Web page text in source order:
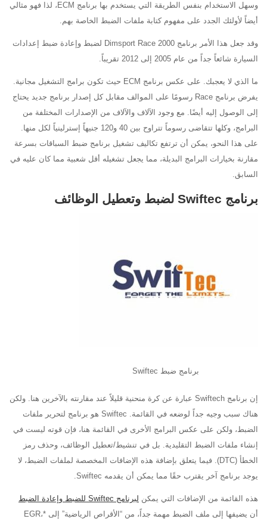
وسهل الاستخدام بنفس الطريقة التي يستخدم بها برنامج ECM، لذا فهو مثالي
أيضاً لأولئك الجدد على مفهوم كتابة ملفات الضبط الخاصة بهم.
وقد جعل هذا الأمر برنامج Dimsport Race 2000 لضبط وإعادة ضبط إعدادات
السيارة شائعاً جداً من عام 2005 إلى 2012 تقريباً.
ما الذي لا يعجبك. على عكس برنامج ECM حيث تكون برامج التشغيل مجانية.
يفرض برنامج Race رسومًا على الموالف مقابل كل إصدار برنامج جديد يحتاج
إلى الوصول إليه أيضًا. مع وجود الآلاف والآلاف من الإصدارات المختلفة من
البرامج، وكلها تتقاضى رسوماً تتراوح بين 40 و120 جنيهاً إسترلينياً لكل منها.
على هذا النحو، يمكن أن ترتفع تكاليف تشغيل برنامج ضبط السباقات بسرعة
مقارنة بخيارات البرامج البديلة، مما يجعل تشغيله أقل شعبية مما كان عليه في
السابق.
برنامج Swiftec لضبط وتعطيل الوظائف
برنامج ضبط Swiftec
إن برنامج Swiftech عبارة عن كرة منحنية قليلاً عند مقارنته بالآخرين هنا. ولكن
هناك سبب وجيه جداً لوضعه في القائمة. Swiftec هو برنامج لتحرير ملفات
الضبط، ولكن على عكس البرامج الأخرى في القائمة هنا، فإن قوته ليست في
إنشاء ملفات الضبط التقليدية. بل في تنشيط/تعطيل الوظائف، وحذف رمز
الخطأ (DTC). فيما يتعلق بإضافة هذه الإضافات المخصصة لملفات الضبط، لا
يوجد برنامج آخر يقترب حقًا مما يمكن أن يقدمه Swiftec.
هذه القائمة من الإضافات التي يمكن لبرنامج Swiftec للضبط وإعادة الضبط
أن يضيفها إلى ملف الضبط مهمة جداً، من “الأقراص الرياضية” إلى *EGR،